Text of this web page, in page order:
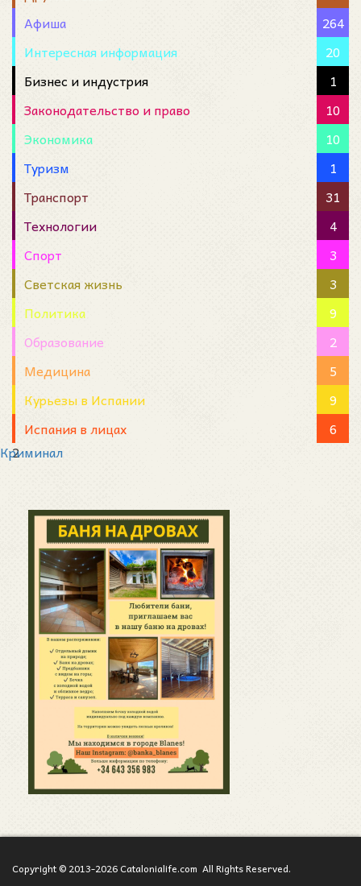
Афиша
264
Интересная информация
20
Бизнес и индустрия
1
Законодательство и право
10
Экономика
10
Туризм
1
Транспорт
31
Технологии
4
Спорт
3
Светская жизнь
3
Политика
9
Образование
2
Медицина
5
Курьезы в Испании
9
Испания в лицах
6
Криминал
2
Copyright © 2013-2026 Catalonialife.com All Rights Reserved.